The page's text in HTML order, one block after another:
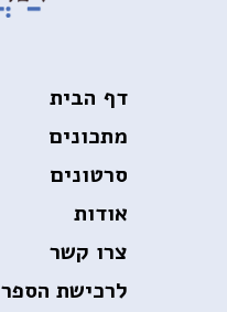
דף הבית
מתכונים
סרטונים
אודות
צרו קשר
לרכישת הספר